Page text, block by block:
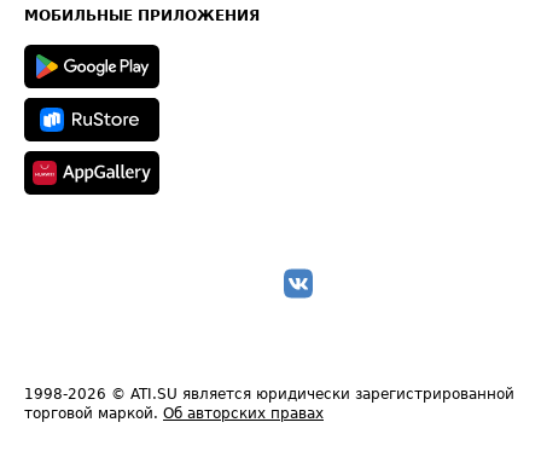
Техническая информация
МОБИЛЬНЫЕ ПРИЛОЖЕНИЯ
1998-2026 © ATI.SU является юридически зарегистрированной
торговой маркой. Об авторских правах